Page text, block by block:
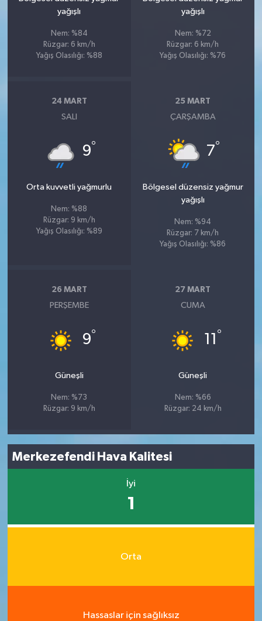
yağışlı
Nem: %84
Rüzgar: 6 km/h
Yağış Olasılığı: %88
yağışlı
Nem: %72
Rüzgar: 6 km/h
Yağış Olasılığı: %76
24 MART
SALI
9°
Orta kuvvetli yağmurlu
Nem: %88
Rüzgar: 9 km/h
Yağış Olasılığı: %89
25 MART
ÇARŞAMBA
7°
Bölgesel düzensiz yağmur
yağışlı
Nem: %94
Rüzgar: 7 km/h
Yağış Olasılığı: %86
26 MART
PERŞEMBE
9°
Güneşli
Nem: %73
Rüzgar: 9 km/h
27 MART
CUMA
11 °
Güneşli
Nem: %66
Rüzgar: 24 km/h
Merkezefendi Hava Kalitesi
İyi
1
Orta
Hassaslar için sağlıksız